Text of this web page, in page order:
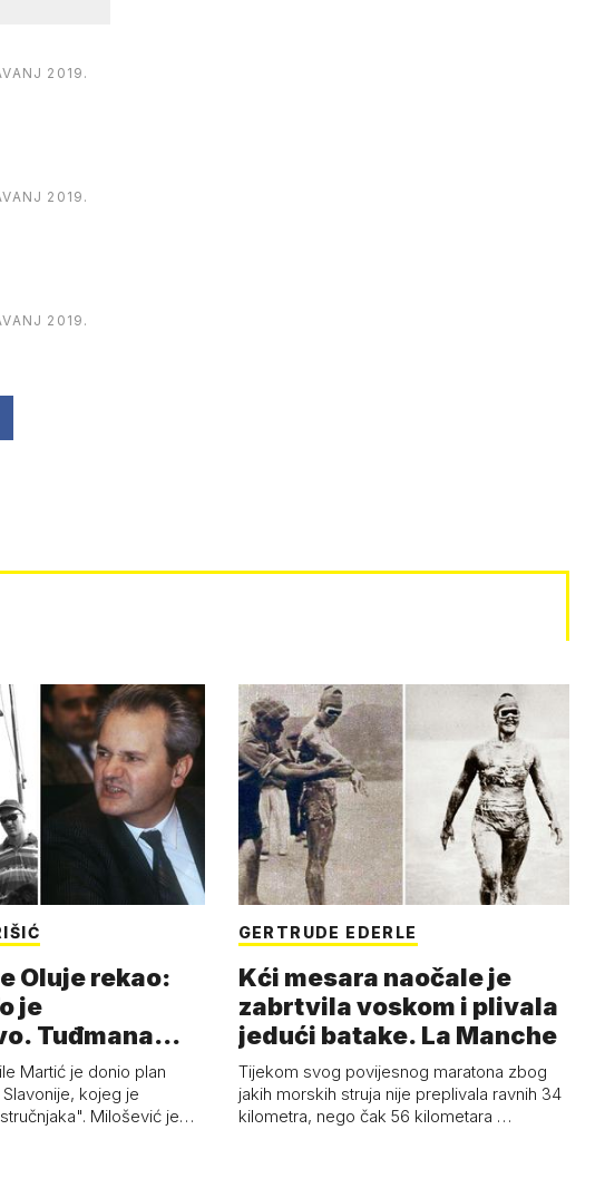
2019.
2019.
2019.
Oluje rekao:
je
Tuđmana
Martić je donio plan
kojeg je
Milošević je…
GERTRUDE EDERLE
Kći mesara naočale je
zabrtvila voskom i plivala
jedući batake. La Manche
Tijekom svog povijesnog maratona zbog
jakih morskih struja nije preplivala ravnih 34
kilometra, nego čak 56 kilometara …